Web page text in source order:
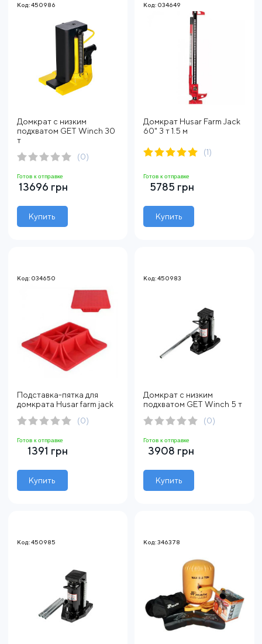
Код: 450986
Домкрат с низким
подхватом GET Winch 30
т
(0)
Готов к отправке
13696 грн
Купить
Код: 034649
Домкрат Husar Farm Jack
60" 3 т 1.5 м
(1)
Готов к отправке
5785 грн
Купить
Код: 034650
Подставка-пятка для
домкрата Husar farm jack
(0)
Готов к отправке
1391 грн
Купить
Код: 450983
Домкрат с низким
подхватом GET Winch 5 т
(0)
Готов к отправке
3908 грн
Купить
Код: 450985 Код: 346378